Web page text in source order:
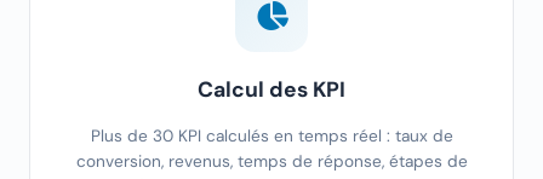
Calcul des KPI
Plus de 30 KPI calculés en temps réel : taux de
conversion, revenus, temps de réponse, étapes de